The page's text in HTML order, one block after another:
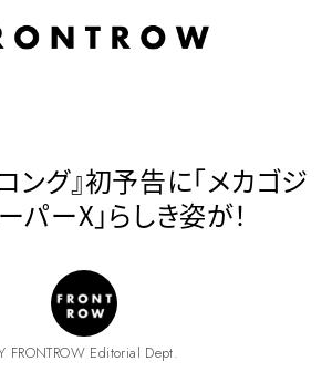
ング』初予告に「メカゴジ
ーパーX」らしき姿が！
FRONTROW Editorial Dept.